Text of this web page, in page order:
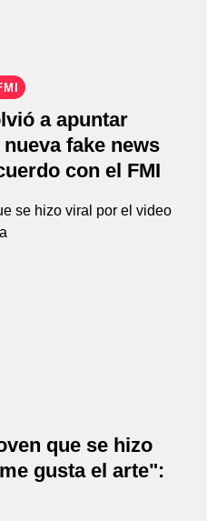
a apuntar
fake news
con el FMI
que se hizo
gusta el arte":